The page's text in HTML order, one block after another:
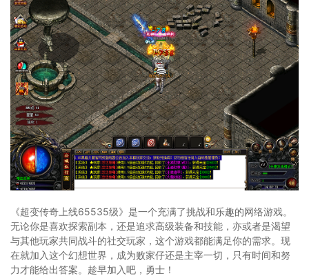
《超变传奇上线65535级》是一个充满了挑战和乐趣的网络游戏。
无论你是喜欢探索副本，还是追求高级装备和技能，亦或者是渴望
与其他玩家共同战斗的社交玩家，这个游戏都能满足你的需求。现
在就加入这个幻想世界，成为败家仔还是主宰一切，只有时间和努
力才能给出答案。趁早加入吧，勇士！